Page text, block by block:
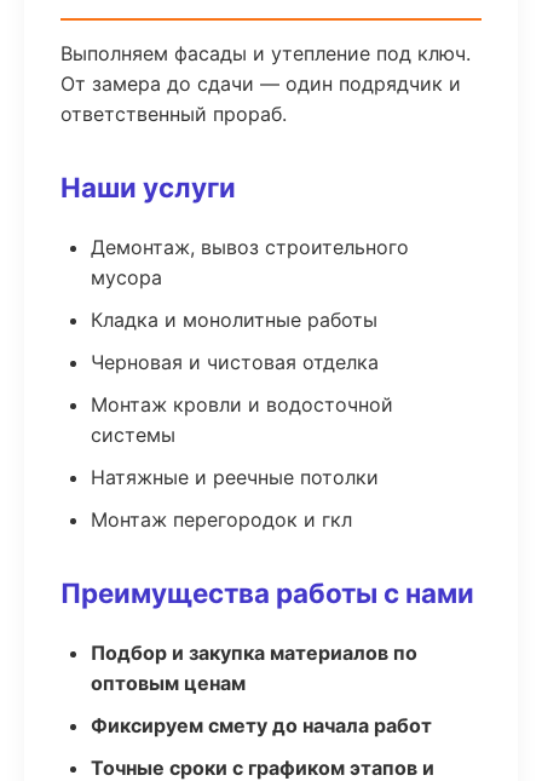
Выполняем фасады и утепление под ключ.
От замера до сдачи — один подрядчик и
ответственный прораб.
Наши услуги
Демонтаж, вывоз строительного
мусора
Кладка и монолитные работы
Черновая и чистовая отделка
Монтаж кровли и водосточной
системы
Натяжные и реечные потолки
Монтаж перегородок и гкл
Преимущества работы с нами
Подбор и закупка материалов по
оптовым ценам
Фиксируем смету до начала работ
Точные сроки с графиком этапов и